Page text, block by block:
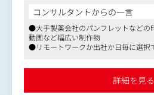
いたします。
【主な内容】
・基本資材の制作（総合製品情報
ーム、適正使用ガイドなど）
ebコンテンツ、動画など）の企画
・患者向け疾患啓発資材（小冊子
コンサルタントからの一言
●大手製薬会社のパンフレットなどの
動画など幅広い制作物
●リモートワークか出社か日毎に選択
詳細を見る